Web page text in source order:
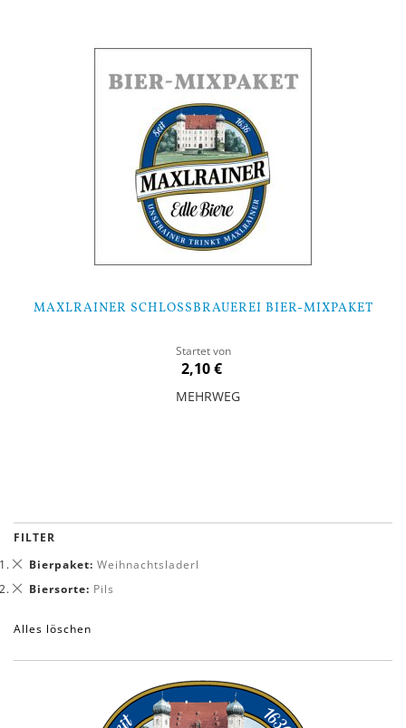
MAXLRAINER SCHLOSSBRAUEREI BIER-MIXPAKET
Startet von
2,10 €
MEHRWEG
FILTER
Bierpaket Weihnachtsladerl
Dies
Biersorte Pils
Dies
Alles löschen